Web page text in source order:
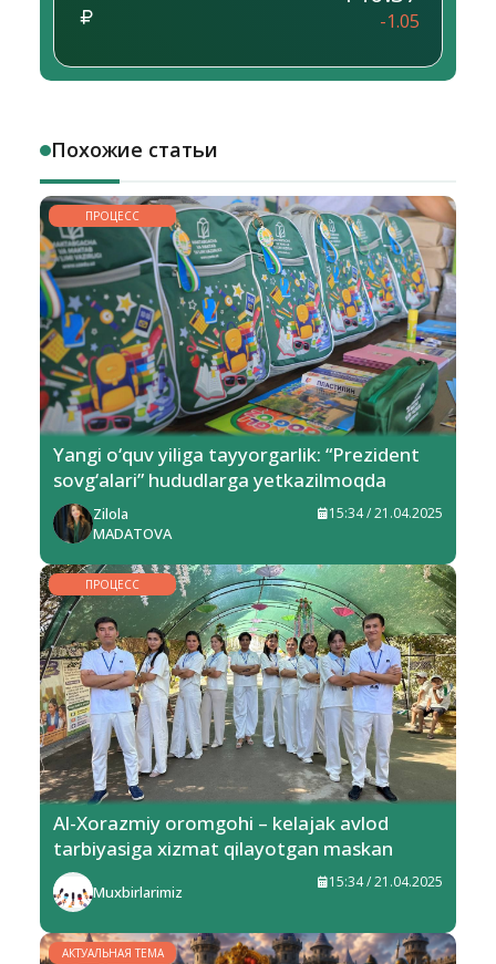
-1.05
Похожие статьи
ПРОЦЕСС
Yangi o‘quv yiliga tayyorgarlik: “Prezident
sovg‘alari” hududlarga yetkazilmoqda
Zilola
MADATOVA
15:34 / 21.04.2025
ПРОЦЕСС
Al-Xorazmiy oromgohi – kelajak avlod
tarbiyasiga xizmat qilayotgan maskan
Muxbirlarimiz
15:34 / 21.04.2025
АКТУАЛЬНАЯ ТЕМА